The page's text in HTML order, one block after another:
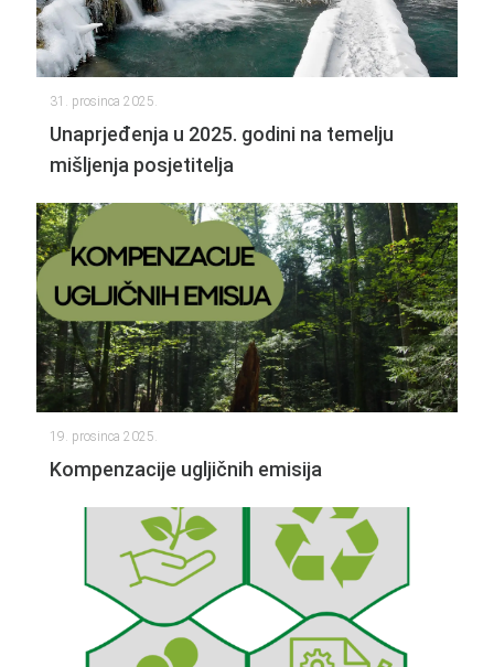
31. prosinca 2025.
Unaprjeđenja u 2025. godini na temelju
mišljenja posjetitelja
19. prosinca 2025.
Kompenzacije ugljičnih emisija